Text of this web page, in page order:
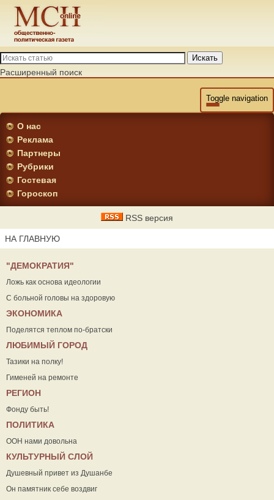
Искать
Расширенный поиск
Toggle navigation
О нас
Реклама
Партнеры
Рубрики
Гостевая
Гороскоп
RSS версия
НА ГЛАВНУЮ
"ДЕМОКРАТИЯ"
Ложь как основа идеологии
С больной головы на здоровую
ЭКОНОМИКА
Поделятся теплом по-братски
ЛЮБИМЫЙ ГОРОД
Тазики на полку!
Гименей на ремонте
РЕГИОН
Фонду быть!
ПОЛИТИКА
ООН нами довольна
КУЛЬТУРНЫЙ СЛОЙ
Душевный привет из Душанбе
Он памятник себе воздвиг